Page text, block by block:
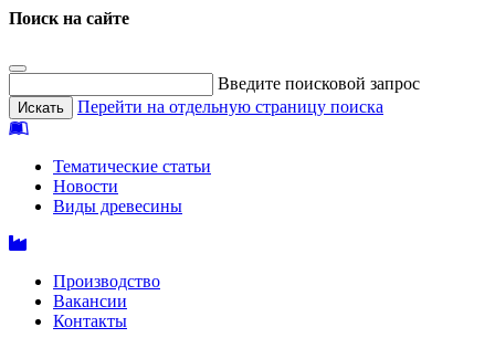
Поиск на сайте
Введите поисковой запрос
Перейти на отдельную страницу поиска
Тематические статьи
Новости
Виды древесины
Производство
Вакансии
Контакты